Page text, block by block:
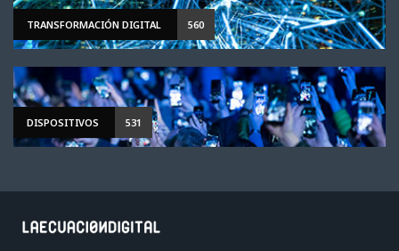
TRANSFORMACIÓN DIGITAL 560
DISPOSITIVOS 531